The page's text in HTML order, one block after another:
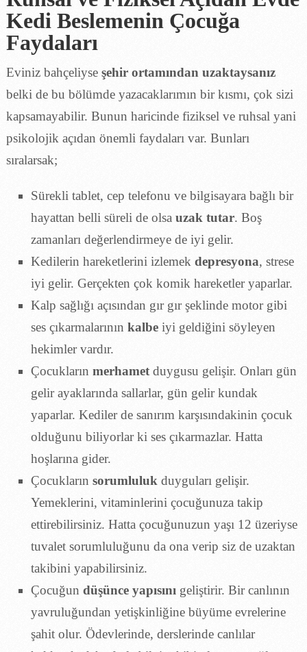
Kedi Beslemenin Çocuğa
Faydaları
Eviniz bahçeliyse şehir ortamından uzaktaysanız
belki de bu bölümde yazacaklarımın bir kısmı, çok sizi
kapsamayabilir. Bunun haricinde fiziksel ve ruhsal yani
psikolojik açıdan önemli faydaları var. Bunları
sıralarsak;
Sürekli tablet, cep telefonu ve bilgisayara bağlı bir
hayattan belli süreli de olsauzak tutar. Boş
zamanları değerlendirmeye de iyi gelir.
Kedilerin hareketlerini izlemekdepresyona, strese
iyi gelir. Gerçekten çok komik hareketler yaparlar.
Kalp sağlığı açısından gır gır şeklinde motor gibi
ses çıkarmalarınınkalbe iyi geldiğini söyleyen
hekimler vardır.
Çocuklarınmerhametduygusu gelişir. Onları gün
gelir ayaklarında sallarlar, gün gelir kundak
yaparlar. Kediler de sanırım karşısındakinin çocuk
olduğunu biliyorlar ki ses çıkarmazlar. Hatta
hoşlarına gider.
Çocuklarınsorumlulukduyguları gelişir.
Yemeklerini, vitaminlerini çocuğunuza takip
ettirebilirsiniz. Hatta çocuğunuzun yaşı 12 üzeriyse
tuvalet sorumluluğunu da ona verip siz de uzaktan
takibini yapabilirsiniz.
Çocuğundüşünce yapısını geliştirir. Bir canlının
yavruluğundan yetişkinliğine büyüme evrelerine
şahit olur. Ödevlerinde, derslerinde canlılar